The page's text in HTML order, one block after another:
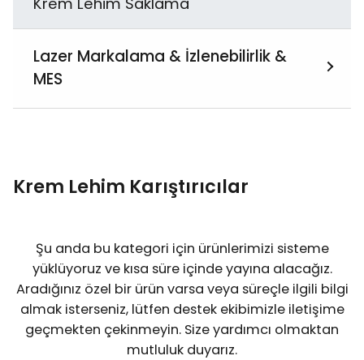
Lazer Markalama & İzlenebilirlik &
MES
MES Tabanlı Üretim Yönetimi Çözümleri
Krem Lehim Karıştırıcılar
Şu anda bu kategori için ürünlerimizi sisteme
yüklüyoruz ve kısa süre içinde yayına alacağız.
Aradığınız özel bir ürün varsa veya süreçle ilgili bilgi
almak isterseniz, lütfen destek ekibimizle iletişime
geçmekten çekinmeyin. Size yardımcı olmaktan
mutluluk duyarız.